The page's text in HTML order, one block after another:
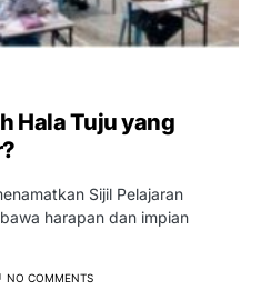
Hala Tuju yang
Sijil Pelajaran
harapan dan impian
NO COMMENTS